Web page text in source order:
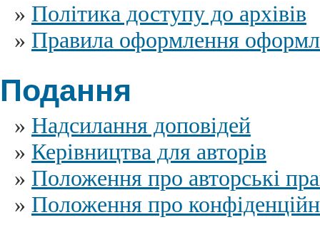
» Політика доступу до архівів
» Правила оформлення
Подання
» Надсилання доповідей
» Керівництва для авторів
» Положення про авторські
» Положення про